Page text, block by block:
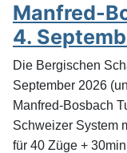
Manfred-
4.
Die Bergischen
September 2026
Manfred-Bosbach
Schweizer System
für 40 Züge +